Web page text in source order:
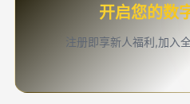
开启您的数
注册即享新人福利,加入